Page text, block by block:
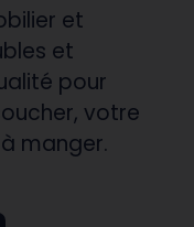
et
et
pour
votre
manger.